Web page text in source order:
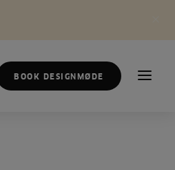
BOOK DESIGNMØDE